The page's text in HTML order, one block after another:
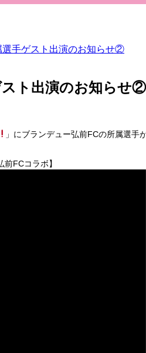
選手ゲスト出演のお知らせ②
スト出演のお知らせ②
」にブランデュー弘前FCの所属選手
FCコラボ】